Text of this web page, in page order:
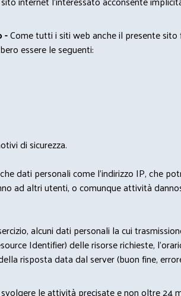
-Come tutti i siti web anche il presente sito
essere le seguenti:
di sicurezza.
dati personali come l'indirizzo IP, che
ad altri utenti, o comunque attività
alcuni dati personali la cui
Identifier) delle risorse richieste,
risposta data dal server (buon fine,
le attività precisate e non oltre 24